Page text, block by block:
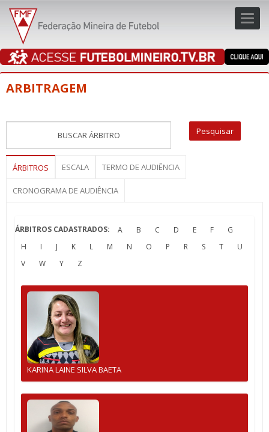
ARBITRAGEM
ÁRBITROS ESCALA TERMO DE AUDIÊNCIA
CRONOGRAMA DE AUDIÊNCIA
ÁRBITROS CADASTRADOS: A B C D E F
G
H
I J K L M N O P R S T
U
V
W Y Z
KARINA LAINE SILVA BAETA